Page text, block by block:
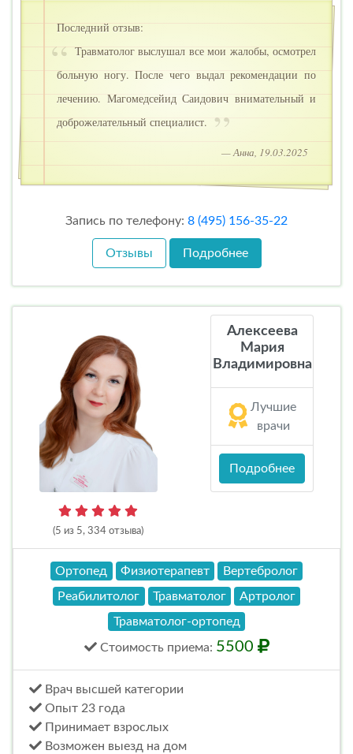
Последний отзыв:
Травматолог выслушал все мои жалобы, осмотрел
больную ногу. После чего выдал рекомендации по
лечению. Магомедсейид Саидович внимательный и
доброжелательный специалист.
— Анна, 19.03.2025
Запись по телефону: 8 (495) 156-35-22
Отзывы Подробнее
(5 из 5, 334 отзыва)
Алексеева
Мария
Владимировна
Лучшие
врачи
Подробнее
Ортопед Физиотерапевт
Вертебролог
Реабилитолог
Травматолог
Артролог
Травматолог-ортопед
Стоимость приема: 5500
Врач высшей категории
Опыт 23 года
Принимает взрослых
Возможен выезд на дом